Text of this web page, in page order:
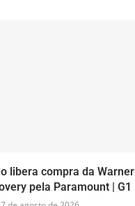
libera compra da Warner
pela Paramount | G1